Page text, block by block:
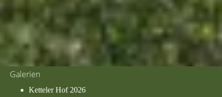
Galerien
Ketteler Hof 2026